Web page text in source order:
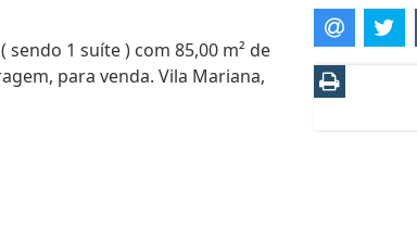
1 suíte ) com 85,00 m² de
para venda. Vila Mariana,